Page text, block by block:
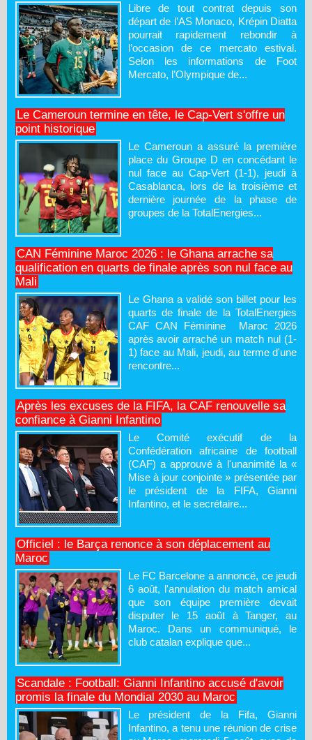
Libre de tout contrat depuis son
départ de l’AS Monaco, Krépin Diatta
pourrait rapidement rebondir à
l’occasion de ce mercato estival.
Selon les informations de Foot
Mercato, l’Olympique de...
Le Cameroun termine en tête, le Cap-Vert s'offre un
point historique
Le Cameroun a assuré la première
place du Groupe D en concédant le
nul face au Cap-Vert (1-1), jeudi à
Casablanca, lors de la troisième et
dernière journée de la phase de
groupes de la TotalEnergies...
CAN Féminine Maroc 2026 : le Ghana arrache sa
qualification en quarts de finale après son nul face au
Mali
Le Ghana a validé son billet pour les
quarts de finale de la TotalEnergies
CAF CAN Féminine Maroc 2026
après avoir arraché un match nul (1-
1) face au Mali, jeudi, au terme d'une
rencontre...
Après les excuses de la FIFA, la CAF renouvelle sa
confiance à Gianni Infantino
Le Comité exécutif de la
Confédération africaine de football
(CAF) a approuvé à l'unanimité la «
Mise à jour conjointe » présentée par
le président de la FIFA, Gianni
Infantino, et le secrétaire...
Officiel : le Barça renonce à son déplacement au
Maroc
Le FC Barcelone a annoncé, ce jeudi
6 août, l'annulation du match amical
que son équipe première devait
disputer le 15 août à Tanger, au
Maroc. Dans un communiqué, le
club catalan explique que...
Scandale : Football: Gianni Infantino accusé d'avoir
promis la finale du Mondial 2030 au Maroc
Le président de la Fifa, Gianni
Infantino, a tenu une réunion de crise